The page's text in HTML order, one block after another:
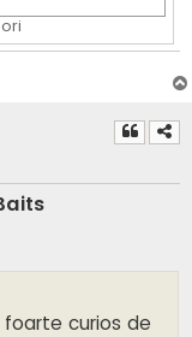
curios de